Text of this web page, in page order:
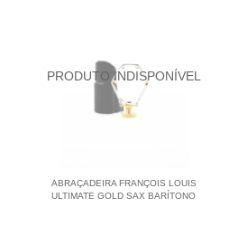
ABRAÇADEIRA FRANÇOIS LOUIS
ULTIMATE GOLD SAX BARÍTONO